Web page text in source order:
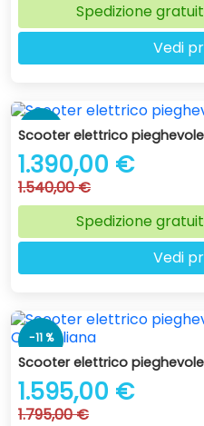
Spedizione
Vedi
-10 %
Scooter elettrico pieghevole
1.390,00 €
1.540,00 €
Spedizione
Vedi
-11 %
Scooter elettrico
1.595,00 €
1.795,00 €